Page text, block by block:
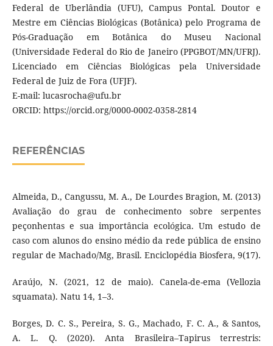
Federal de Uberlândia (UFU), Campus Pontal. Doutor e
Mestre em Ciências Biológicas (Botânica) pelo Programa de
Pós-Graduação em Botânica do Museu Nacional
(Universidade Federal do Rio de Janeiro (PPGBOT/MN/UFRJ).
Licenciado em Ciências Biológicas pela Universidade
Federal de Juiz de Fora (UFJF).
E-mail: lucasrocha@ufu.br
ORCID: https://orcid.org/0000-0002-0358-2814
REFERÊNCIAS
Almeida, D., Cangussu, M. A., De Lourdes Bragion, M. (2013)
Avaliação do grau de conhecimento sobre serpentes
peçonhentas e sua importância ecológica. Um estudo de
caso com alunos do ensino médio da rede pública de ensino
regular de Machado/Mg, Brasil. Enciclopédia Biosfera, 9(17).
Araújo, N. (2021, 12 de maio). Canela-de-ema (Vellozia
squamata). Natu 14, 1–3.
Borges, D. C. S., Pereira, S. G., Machado, F. C. A., & Santos,
A. L. Q. (2020). Anta Brasileira–Tapirus terrestris: